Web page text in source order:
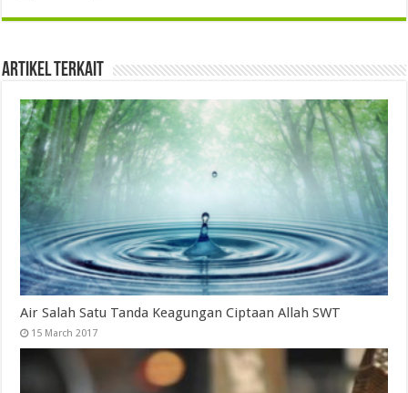
Artikel Terkait
Air Salah Satu Tanda Keagungan Ciptaan Allah SWT
15 March 2017